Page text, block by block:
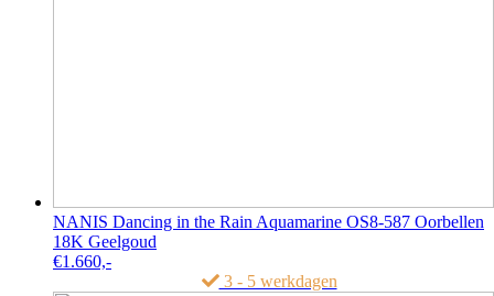
NANIS Dancing in the Rain Aquamarine OS8-587 Oorbellen
18K Geelgoud
€1.660,-
3 - 5 werkdagen